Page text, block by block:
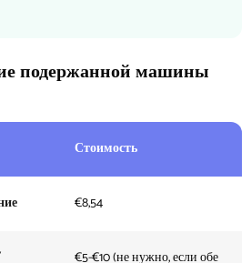
подержанной машины
Стоимость
€8,54
€5-€10 (не нужно, если обе